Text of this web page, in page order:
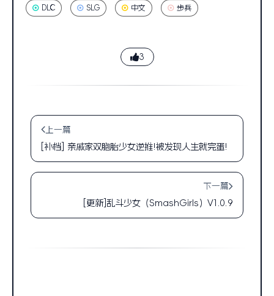
DLC SLG 中文 步兵
3
上一篇
[补档] 亲戚家双胞胎少女逆推!被发现人生就完蛋!
下一篇
[更新]乱斗少女（SmashGirls）V1.0.9